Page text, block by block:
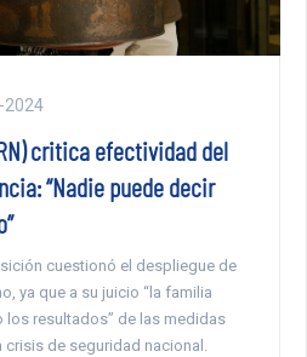
2024
critica efectividad del
“Nadie puede decir
cuestionó el despliegue de
ya que a su juicio “la familia
los resultados” de las medidas
de seguridad nacional.